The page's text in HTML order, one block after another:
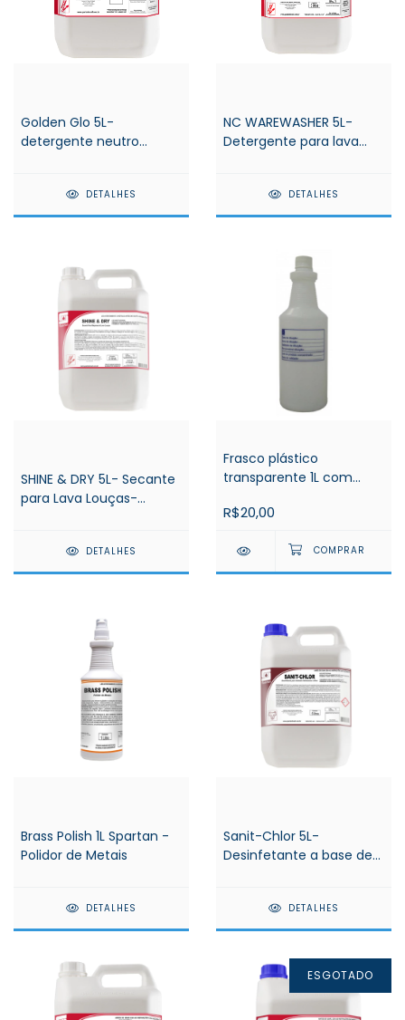
Golden Glo 5L-
detergente neutro
DETALHES
NC WAREWASHER 5L-
Detergente para lava
DETALHES
SHINE & DRY 5L- Secante
para Lava Louças-
DETALHES
Frasco plástico
transparente 1L com
Spartan
R$20,00
Brass Polish 1L Spartan -
Polidor de Metais
DETALHES
Sanit-Chlor 5L-
Desinfetante a base de
DETALHES
ESGOTADO